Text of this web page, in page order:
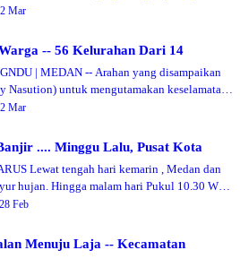
(Keca…
Mar
-- 56 Kelurahan Dari 14
| MEDAN -- Arahan yang disampaikan
untuk mengutamakan keselamatan
di Balai …
Mar
.... Minggu Lalu, Pusat Kota
Lewat tengah hari kemarin , Medan dan
hujan. Hingga malam hari Pukul 10.30 WIB,
Feb
Menuju Laja -- Kecamatan